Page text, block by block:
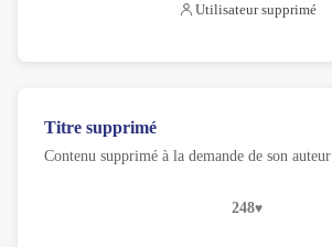
Utilisateur supprimé
Titre supprimé
Contenu supprimé à la demande de son auteur
248